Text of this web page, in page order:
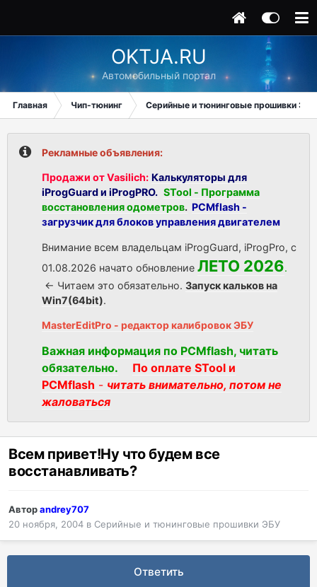
OKTJA.RU
Автомобильный портал
Главная Чип-тюнинг Серийные и тюнинговые прошивки ЭБУ
Рекламные объявления:
Продажи от Vasilich: Калькуляторы для
iProgGuard и iProgPRO. STool - Программа
восстановления одометров. PCMflash -
загрузчик для блоков управления двигателем
Внимание всем владельцам iProgGuard, iProgPro, с
01.08.2026 начато обновление ЛЕТО 2026.
<- Читаем это обязательно. Запуск кальков на
Win7(64bit).
MasterEditPro - редактор калибровок ЭБУ
Важная информация по PCMflash, читать
обязательно.
По оплате STool и
PCMflash - читать внимательно, потом не
жаловаться
Всем привет!Ну что будем все
восстанавливать?
Авторandrey707
20 ноября, 2004 в Серийные и тюнинговые прошивки ЭБУ
Ответить